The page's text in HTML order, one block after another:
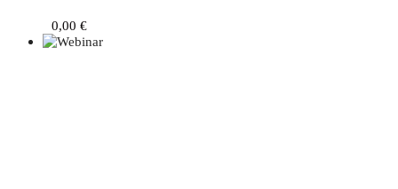
0,00 €